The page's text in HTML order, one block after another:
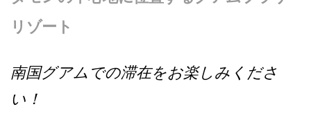
リゾート
南国グアムでの滞在をお楽しみくださ
い！